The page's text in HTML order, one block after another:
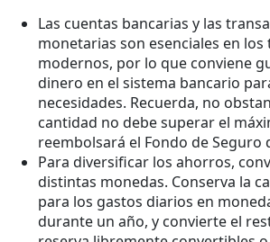
Las cuentas bancarias y las
monetarias son esenciales en los
modernos, por lo que conviene
dinero en el sistema bancario
necesidades. Recuerda, no
cantidad no debe superar el
reembolsará el Fondo de Seguro
Para diversificar los ahorros,
distintas monedas. Conserva la
para los gastos diarios en
durante un año, y convierte el